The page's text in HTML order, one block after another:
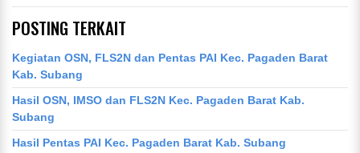
POSTING TERKAIT
Kegiatan OSN, FLS2N dan Pentas PAI Kec. Pagaden Barat
Kab. Subang
Hasil OSN, IMSO dan FLS2N Kec. Pagaden Barat Kab.
Subang
Hasil Pentas PAI Kec. Pagaden Barat Kab. Subang